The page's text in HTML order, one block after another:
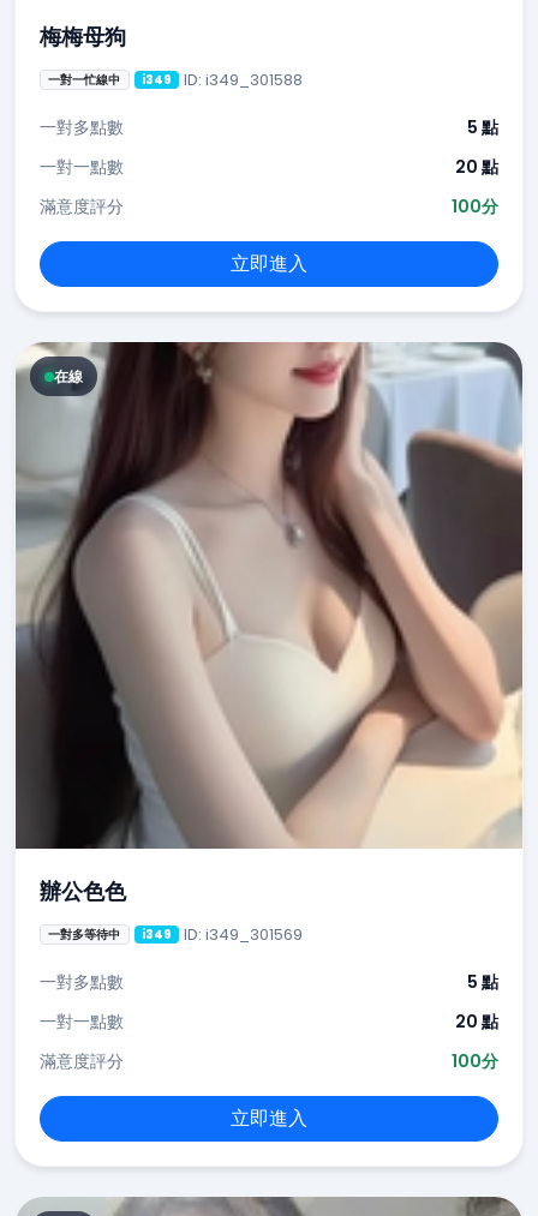
梅梅母狗
一對一忙線中 i349 ID: i349_301588
一對多點數
5 點
一對一點數
20 點
滿意度評分
100分
立即進入
在線
辦公色色
一對多等待中 i349 ID: i349_301569
一對多點數
5 點
一對一點數
20 點
滿意度評分
100分
立即進入